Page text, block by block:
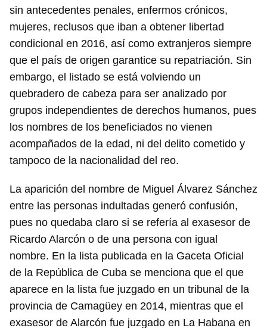
sin antecedentes penales, enfermos crónicos,
mujeres, reclusos que iban a obtener libertad
condicional en 2016, así como extranjeros siempre
que el país de origen garantice su repatriación. Sin
embargo, el listado se está volviendo un
quebradero de cabeza para ser analizado por
grupos independientes de derechos humanos, pues
los nombres de los beneficiados no vienen
acompañados de la edad, ni del delito cometido y
tampoco de la nacionalidad del reo.
La aparición del nombre de Miguel Álvarez Sánchez
entre las personas indultadas generó confusión,
pues no quedaba claro si se refería al exasesor de
Ricardo Alarcón o de una persona con igual
nombre. En la lista publicada en la Gaceta Oficial
de la República de Cuba se menciona que el que
aparece en la lista fue juzgado en un tribunal de la
provincia de Camagüey en 2014, mientras que el
exasesor de Alarcón fue juzgado en La Habana en